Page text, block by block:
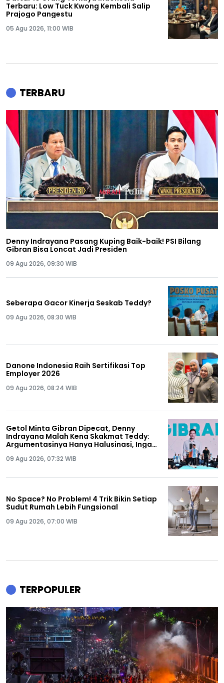
Terbaru: Low Tuck Kwong Kembali Salip
Prajogo Pangestu
05 Agu 2026, 11:00 WIB
TERBARU
Denny Indrayana Pasang Kuping Baik-baik! PSI Bilang
Gibran Bisa Loncat Jadi Presiden
09 Agu 2026, 09:30 WIB
Seberapa Gacor Kinerja Seskab Teddy?
09 Agu 2026, 08:30 WIB
Danone Indonesia Raih Sertifikasi Top
Employer 2026
09 Agu 2026, 08:24 WIB
Getol Minta Gibran Dipecat, Denny
Indrayana Malah Kena Skakmat Teddy:
Argumentasinya Hanya Halusinasi, Ingat
09 Agu 2026, 07:32 WIB
No Space? No Problem! 4 Trik Bikin Setiap
Sudut Rumah Lebih Fungsional
09 Agu 2026, 07:00 WIB
TERPOPULER